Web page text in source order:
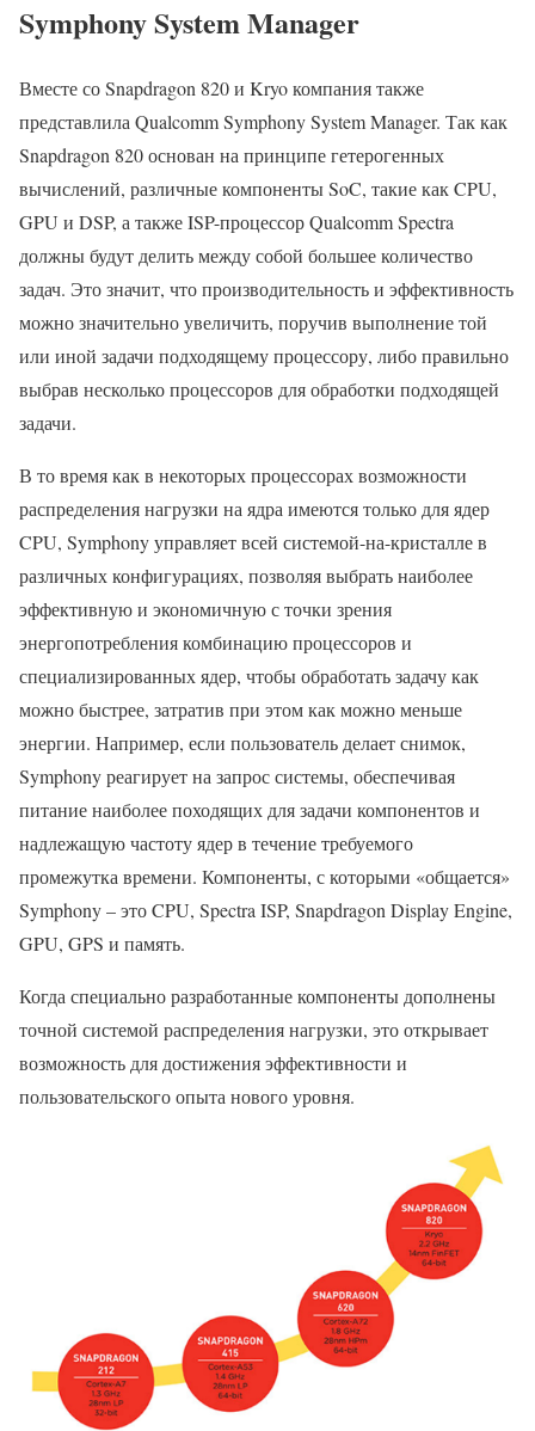
Symphony System Manager
Вместе со Snapdragon 820 и Kryo компания также
представлила Qualcomm Symphony System Manager. Так как
Snapdragon 820 основан на принципе гетерогенных
вычислений, различные компоненты SoC, такие как CPU,
GPU и DSP, а также ISP-процессор Qualcomm Spectra
должны будут делить между собой большее количество
задач. Это значит, что производительность и эффективность
можно значительно увеличить, поручив выполнение той
или иной задачи подходящему процессору, либо правильно
выбрав несколько процессоров для обработки подходящей
задачи.
В то время как в некоторых процессорах возможности
распределения нагрузки на ядра имеются только для ядер
CPU, Symphony управляет всей системой-на-кристалле в
различных конфигурациях, позволяя выбрать наиболее
эффективную и экономичную с точки зрения
энергопотребления комбинацию процессоров и
специализированных ядер, чтобы обработать задачу как
можно быстрее, затратив при этом как можно меньше
энергии. Например, если пользователь делает снимок,
Symphony реагирует на запрос системы, обеспечивая
питание наиболее походящих для задачи компонентов и
надлежащую частоту ядер в течение требуемого
промежутка времени. Компоненты, с которыми «общается»
Symphony – это CPU, Spectra ISP, Snapdragon Display Engine,
GPU, GPS и память.
Когда специально разработанные компоненты дополнены
точной системой распределения нагрузки, это открывает
возможность для достижения эффективности и
пользовательского опыта нового уровня.